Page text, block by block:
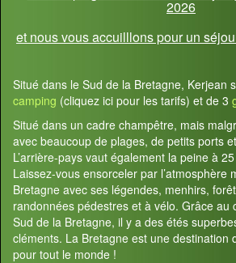
2026
et nous vous accuilllons pour un
Situé dans le Sud de la Bretagne, Kerjean
camping (cliquez ici pour les tarifs) et de 3
Situé dans un cadre champêtre, mais
avec beaucoup de plages, de petits ports
L’arrière-pays vaut également la peine à
Laissez-vous ensorceler par l’atmosphère
Bretagne avec ses légendes, menhirs,
randonnées pédestres et à vélo. Grâce au
Sud de la Bretagne, il y a des étés
cléments. La Bretagne est une destination
pour tout le monde !